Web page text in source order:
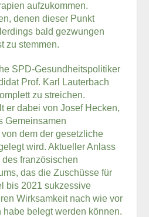
aufzukommen.
denen dieser Punkt
bald gezwungen
zu stemmen.
SPD-Gesundheitspolitiker
Prof. Karl Lauterbach
zu streichen.
er dabei von Josef Hecken,
Gemeinsamen
dem der gesetzliche
wird. Aktueller Anlass
französischen
das die Zuschüsse für
bis 2021 sukzessive
Wirksamkeit nach wie vor
belegt werden können.